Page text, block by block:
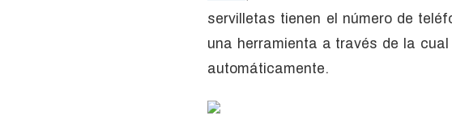
servilletas tienen el número de
una herramienta a través de la
automáticamente.